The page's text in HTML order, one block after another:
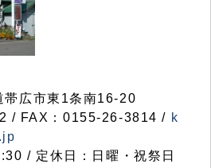
広市東1条南16-20
/ FAX：0155-26-3814 / k
/ 定休日：日曜・祝祭日